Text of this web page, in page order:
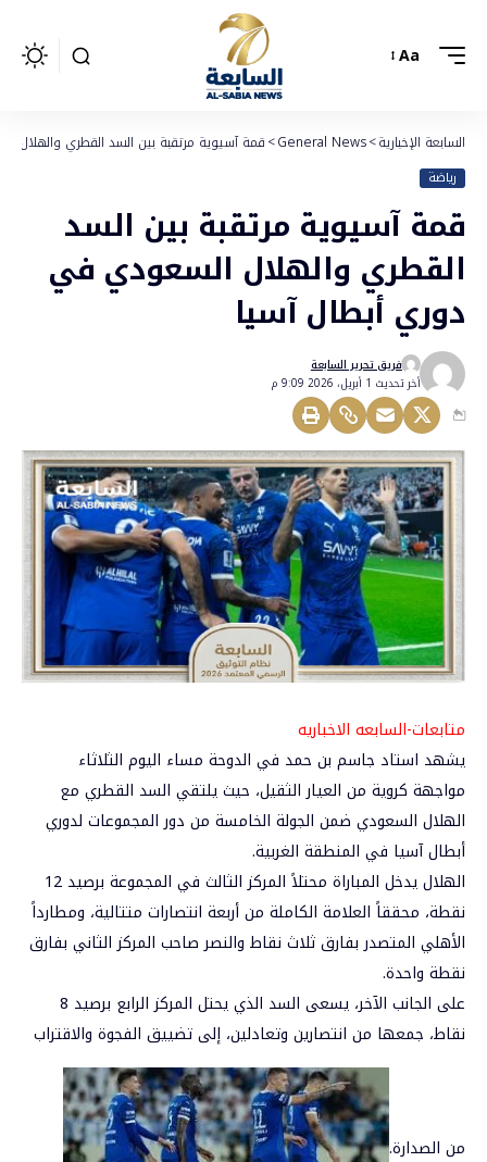
Aa
السابعة الإخبارية>
General News
>قمة آسيوية مرتقبة بين السد القطري والهلال
رياضة
قمة آسيوية مرتقبة بين السد
القطري والهلال السعودي في
دوري أبطال آسيا
أخر تحديث 1 أبريل، 2026 9:09 م
فريق تحرير السابعة
متابعات-السابعه الاخباريه
يشهد استاد جاسم بن حمد في الدوحة مساء اليوم الثلاثاء
مواجهة كروية من العيار الثقيل، حيث يلتقي السد القطري مع
الهلال السعودي ضمن الجولة الخامسة من دور المجموعات لدوري
أبطال آسيا في المنطقة الغربية.
الهلال يدخل المباراة محتلاً المركز الثالث في المجموعة برصيد 12
نقطة، محققاً العلامة الكاملة من أربعة انتصارات متتالية، ومطارداً
الأهلي المتصدر بفارق ثلاث نقاط والنصر صاحب المركز الثاني بفارق
نقطة واحدة.
على الجانب الآخر، يسعى السد الذي يحتل المركز الرابع برصيد 8
نقاط، جمعها من انتصارين وتعادلين، إلى تضييق الفجوة والاقتراب
من الصدارة.